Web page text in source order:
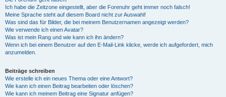
Ich habe die Zeitzone eingestellt, aber die Forenuhr geht immer noch falsch!
Meine Sprache steht auf diesem Board nicht zur Auswahl!
Was sind das für Bilder, die bei meinem Benutzernamen angezeigt werden?
Wie verwende ich einen Avatar?
Was ist mein Rang und wie kann ich ihn ändern?
Wenn ich bei einem Benutzer auf den E-Mail-Link klicke, werde ich aufgefordert, mich
anzumelden.
Beiträge schreiben
Wie erstelle ich ein neues Thema oder eine Antwort?
Wie kann ich einen Beitrag bearbeiten oder löschen?
Wie kann ich meinem Beitrag eine Signatur anfügen?